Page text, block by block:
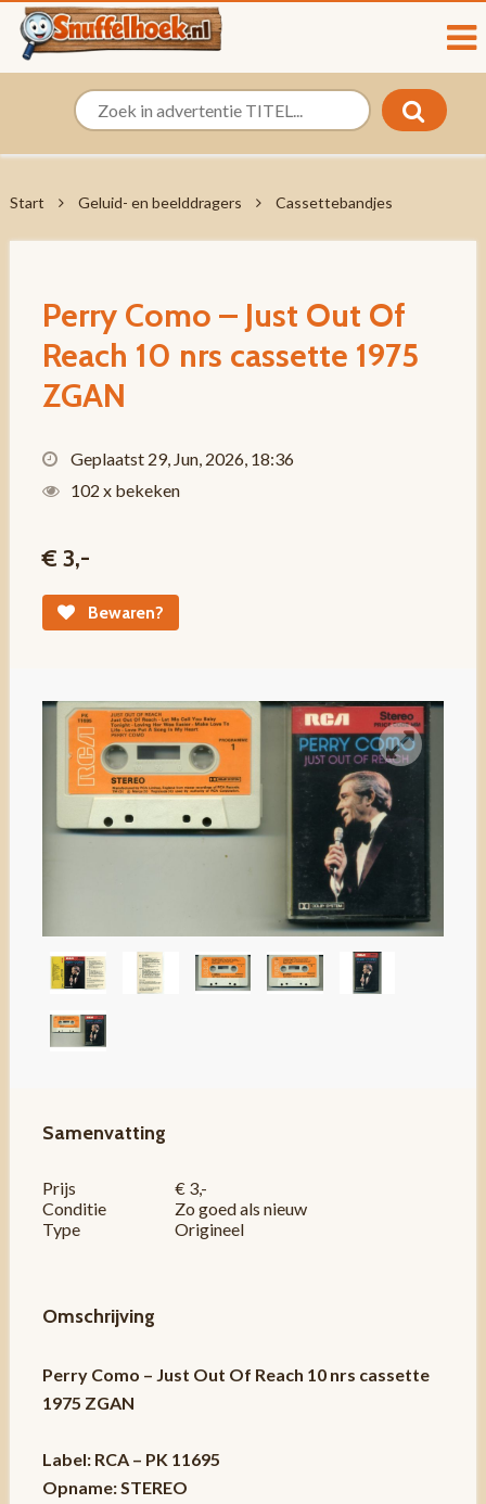
Start Geluid- en beelddragers Cassettebandjes
Perry Como – Just Out Of
Reach 10 nrs cassette 1975
ZGAN
Geplaatst 29, Jun, 2026, 18:36
102 x bekeken
€ 3,-
Bewaren?
Samenvatting
Prijs
€ 3,-
Conditie
Zo goed als nieuw
Type
Origineel
Omschrijving
Perry Como – Just Out Of Reach 10 nrs cassette
1975 ZGAN
Label: RCA – PK 11695
Opname: STEREO